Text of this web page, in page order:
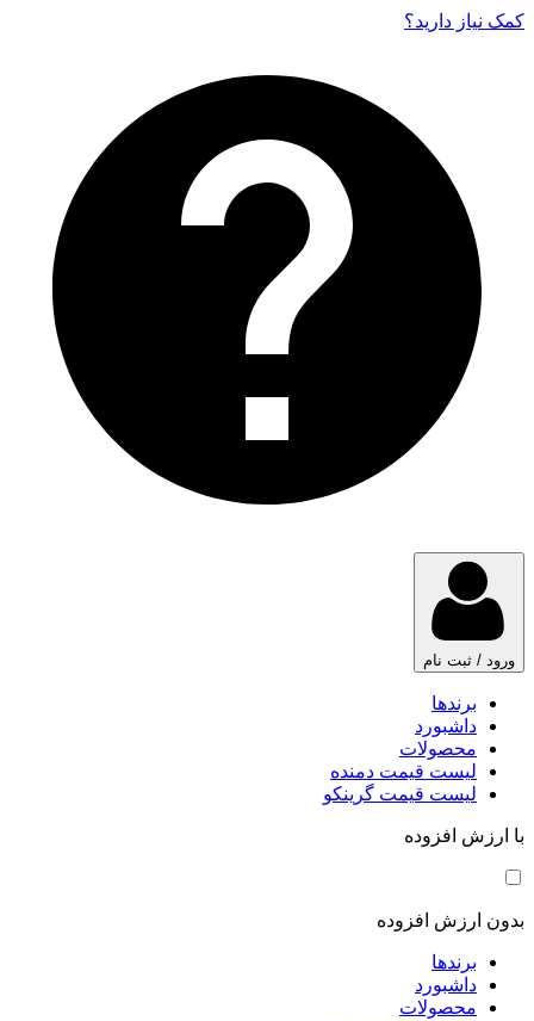
کمک نیاز دارید‌؟
ورود / ثبت نام
برندها
داشبورد
محصولات
لیست قیمت دمنده
لیست قیمت گرینکو
با ارزش افزوده
بدون ارزش افزوده
برندها
داشبورد
محصولات